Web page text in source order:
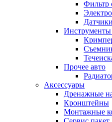
Фильтр
Инструменты
Прочее авто
Аксессуары
Дренажные
Кронштейны
Монтажные